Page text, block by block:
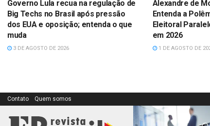
Governo Lula recua na regulação de
Big Techs no Brasil após pressão
dos EUA e oposição; entenda o que
muda
3 DE AGOSTO DE 2026
Alexandre de
Entenda a
Eleitoral
em 2026
1 DE AGOSTO DE
Contato Quem somos